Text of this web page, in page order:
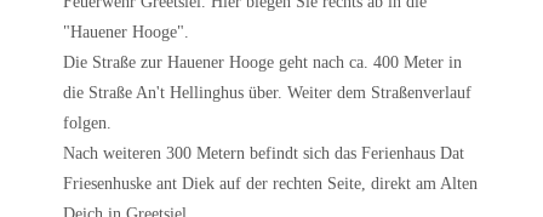
"Hauener Hooge".
Die Straße zur Hauener Hooge geht nach ca. 400 Meter in
die Straße An't Hellinghus über. Weiter dem Straßenverlauf
folgen.
Nach weiteren 300 Metern befindt sich das Ferienhaus Dat
Friesenhuske ant Diek auf der rechten Seite, direkt am Alten